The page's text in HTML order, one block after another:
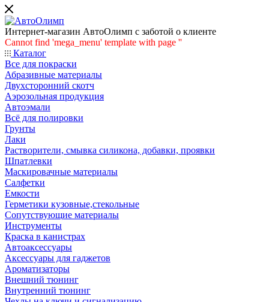
Интернет-магазин АвтоОлимп с заботой о клиенте
Cannot find 'mega_menu' template with page ''
Каталог
Все для покраски
Абразивные материалы
Двухсторонний скотч
Аэрозольная продукция
Автоэмали
Всё для полировки
Грунты
Лаки
Растворители, смывка силикона, добавки, проявки
Шпатлевки
Маскировачные материалы
Салфетки
Емкости
Герметики кузовные,стекольные
Сопутствующие материалы
Инструменты
Краска в канистрах
Автоаксессуары
Аксессуары для гаджетов
Ароматизаторы
Внешний тюнинг
Внутренний тюнинг